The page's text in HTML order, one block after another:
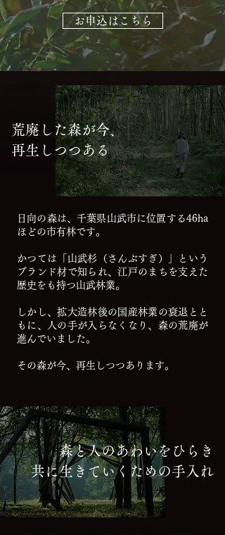
お申込はこちら
あ
い
だ
に
あ
る
も
の
わ
た
し
た
ち
の
も
り
と
日向の森は、千葉県山武市に位置する46ha
ほどの市有林です。
かつては「山武杉（さんぶすぎ）」という
ブランド材で知られ、江戸のまちを支えた
歴史をも持つ山武林業。
しかし、拡大造林後の国産林業の衰退とと
もに、
人の手が入らなくなり、森の荒廃が
進んでいました。
その森が今、再生しつつあります。
荒廃した森が今、
再生しつつある
森と人のあわいをひらき
​共に生きていくための手入れ